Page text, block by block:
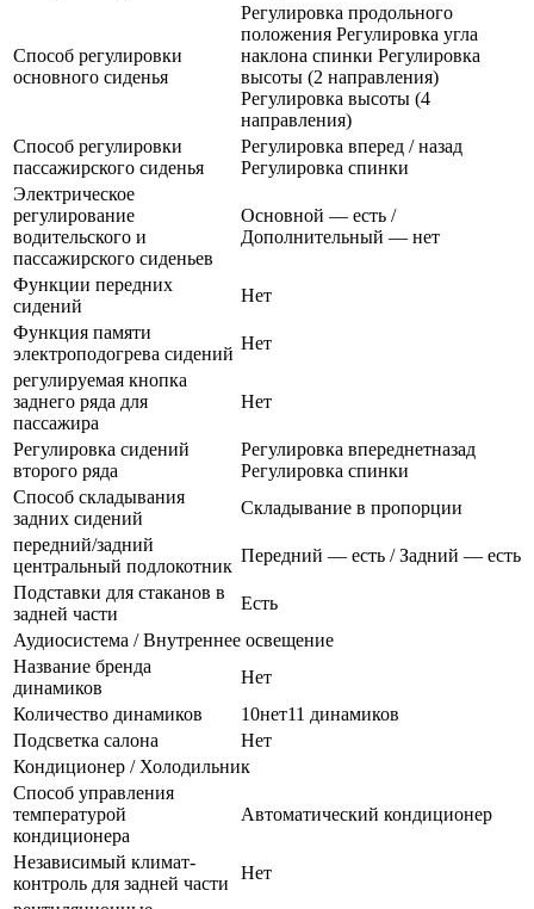
Способ регулировки
основного сиденья
Регулировка продольного
положения Регулировка угла
наклона спинки Регулировка
высоты (2 направления)
Регулировка высоты (4
направления)
Способ регулировки
пассажирского сиденья
Регулировка вперед / назад
Регулировка спинки
Электрическое
регулирование
водительского и
пассажирского сиденьев
Основной — есть /
Дополнительный — нет
Функции передних
сидений
Нет
Функция памяти
электроподогрева сидений
Нет
регулируемая кнопка
заднего ряда для
пассажира
Нет
Регулировка сидений
второго ряда
Регулировка впереднетназад
Регулировка спинки
Способ складывания
задних сидений
Складывание в пропорции
передний/задний
центральный подлокотник
Передний — есть / Задний — есть
Подставки для стаканов в
задней части
Есть
Аудиосистема / Внутреннее освещение
Название бренда
динамиков
Нет
Количество динамиков
10нет11 динамиков
Подсветка салона
Нет
Кондиционер / Холодильник
Способ управления
температурой
кондиционера
Автоматический кондиционер
Независимый климат-
контроль для задней части
Нет